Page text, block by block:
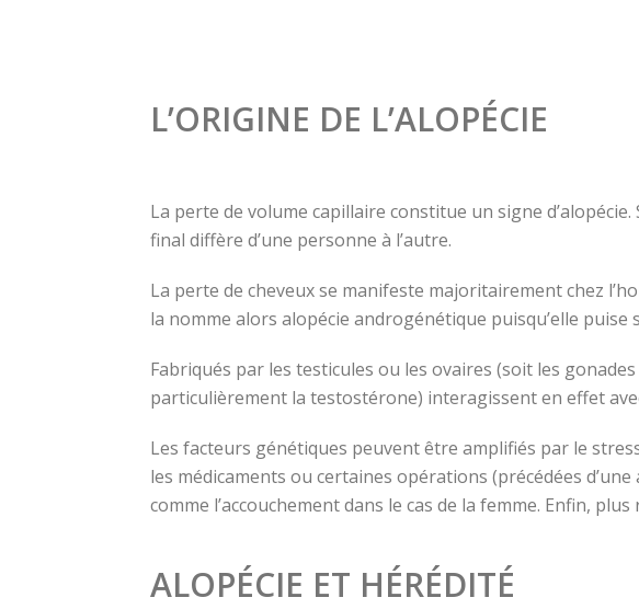
L’ORIGINE DE L’ALOPÉCIE
La perte de volume capillaire constitue un signe
final diffère d’une personne à l’autre.
La perte de cheveux se manifeste majoritairement chez
la nomme alors alopécie androgénétique puisqu’elle
Fabriqués par les testicules ou les ovaires (soit les
particulièrement la testostérone) interagissent en effet
Les facteurs génétiques peuvent être amplifiés par le
les médicaments ou certaines opérations (précédées
comme l’accouchement dans le cas de la femme. Enfin,
ALOPÉCIE ET HÉRÉDITÉ